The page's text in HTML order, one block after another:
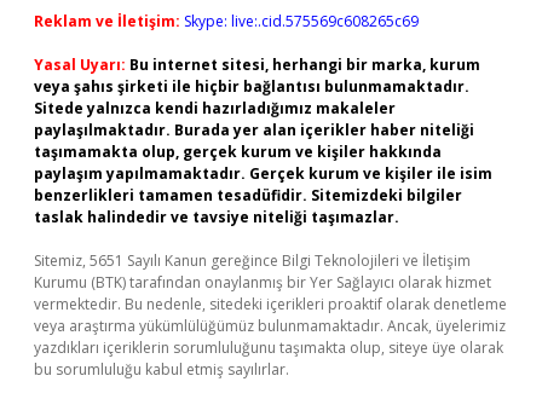
Reklam ve İletişim: Skype: live:.cid.575569c608265c69
Yasal Uyarı: Bu internet sitesi, herhangi bir marka, kurum
veya şahıs şirketi ile hiçbir bağlantısı bulunmamaktadır.
Sitede yalnızca kendi hazırladığımız makaleler
paylaşılmaktadır. Burada yer alan içerikler haber niteliği
taşımamakta olup, gerçek kurum ve kişiler hakkında
paylaşım yapılmamaktadır. Gerçek kurum ve kişiler ile isim
benzerlikleri tamamen tesadüfidir. Sitemizdeki bilgiler
taslak halindedir ve tavsiye niteliği taşımazlar.
Sitemiz, 5651 Sayılı Kanun gereğince Bilgi Teknolojileri ve İletişim
Kurumu (BTK) tarafından onaylanmış bir Yer Sağlayıcı olarak hizmet
vermektedir. Bu nedenle, sitedeki içerikleri proaktif olarak denetleme
veya araştırma yükümlülüğümüz bulunmamaktadır. Ancak, üyelerimiz
yazdıkları içeriklerin sorumluluğunu taşımakta olup, siteye üye olarak
bu sorumluluğu kabul etmiş sayılırlar.